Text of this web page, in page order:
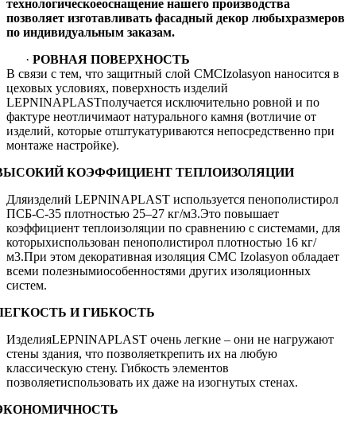
технологическоеоснащение нашего производства
позволяет изготавливать фасадный декор любыхразмеров
по индивидуальным заказам.
· РОВНАЯ ПОВЕРХНОСТЬ
В связи с тем, что защитный слой CMCIzolasyon наносится в
цеховых условиях, поверхность изделий
LEPNINAPLASTполучается исключительно ровной и по
фактуре неотличимаот натурального камня (вотличие от
изделий, которые отштукатуриваются непосредственно при
монтаже настройке).
КОЭФФИЦИЕНТ ТЕПЛОИЗОЛЯЦИИ
Дляизделий LEPNINAPLAST используется пенополистирол
ПСБ-С-35 плотностью 25–27 кг/м3.Это повышает
коэффициент теплоизоляции по сравнению с системами, для
которыхиспользован пенополистирол плотностью 16 кг/
м3.При этом декоративная изоляция CMC Izolasyon обладает
всеми полезнымиособенностями других изоляционных
систем.
И ГИБКОСТЬ
ИзделияLEPNINAPLAST очень легкие – они не нагружают
стены здания, что позволяеткрепить их на любую
классическую стену. Гибкость элементов
позволяетиспользовать их даже на изогнутых стенах.